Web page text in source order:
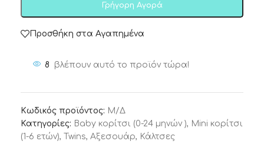
Γρήγορη Αγορά
Προσθήκη στα Αγαπημένα
8 βλέπουν αυτό το προϊόν τώρα!
Κωδικός προϊόντος: Μ/Δ
Κατηγορίες: Baby κορίτσι (0-24 μηνών ), Mini κορίτσι
(1-6 ετών), Twins, Αξεσουάρ, Κάλτσες